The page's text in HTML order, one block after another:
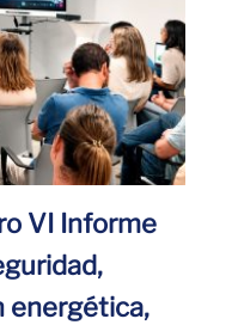
VI Informe
energética,